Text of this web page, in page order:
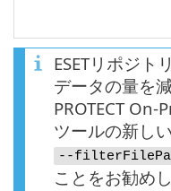
ESETリポジト
データの量を
PROTECT
ツールの新し
--
ことをお勧めし